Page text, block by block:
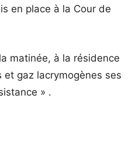
en place à la Cour de
matinée, à la résidence
gaz lacrymogènes ses
» .